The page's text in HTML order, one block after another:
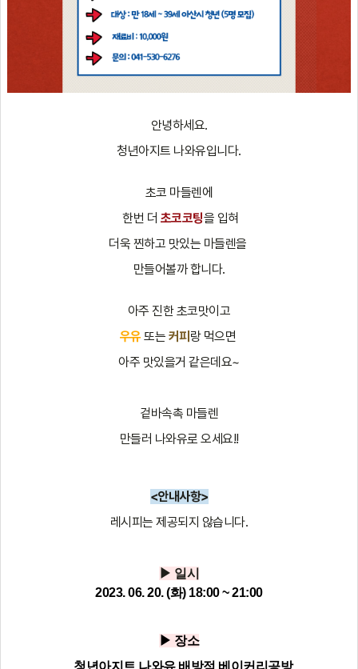
안녕하세요.
청년아지트 나와유입니다.
초코 마들렌에
한번 더 초코코팅을 입혀
더욱 찐하고 맛있는 마들렌을
만들어볼까 합니다.
아주 진한 초코맛이고
우유 또는 커피 랑 먹으면
아주 맛있을거 같은데요~
겉바속촉 마들렌
만들러 나와유로 오세요!!
<안내사항>
레시피는 제공되지 않습니다.
▶ 일시
2023. 06. 20. (화) 18:00 ~ 21:00
▶ 장소
청년아지트 나와유 배방점 베이커리공방